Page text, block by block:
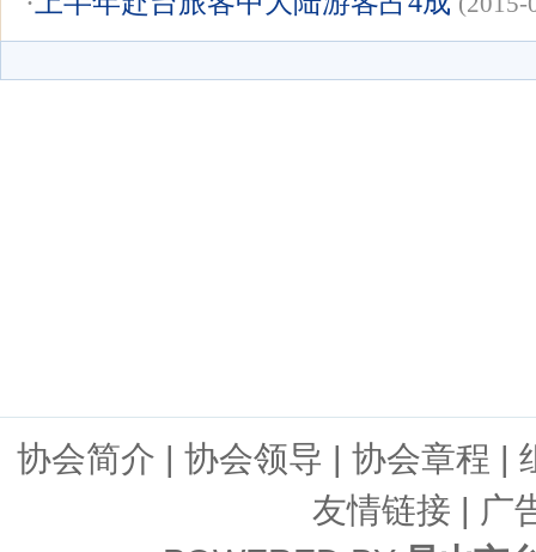
协会简介 | 协会领导 | 协会章程 |
友情链接 | 广